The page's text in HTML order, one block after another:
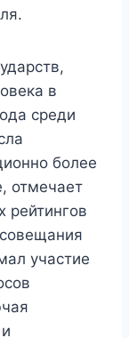
в
среди
более
отмечает
рейтингов
участие